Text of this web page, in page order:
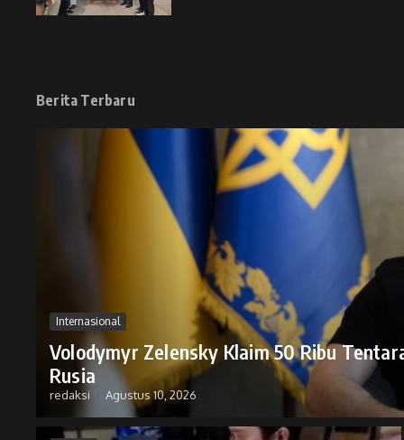
Berita Terbaru
Internasional
Volodymyr Zelensky Klaim 50 Ribu
Rusia
redaksi Agustus 10, 2026